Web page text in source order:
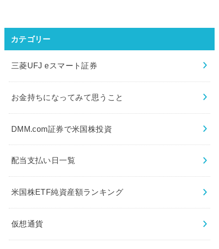
カテゴリー
三菱UFJ eスマート証券
お金持ちになってみて思うこと
DMM.com証券で米国株投資
配当支払い日一覧
米国株ETF純資産額ランキング
仮想通貨